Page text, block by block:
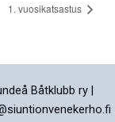
1. vuosikatsastus
Båtklubb ry |